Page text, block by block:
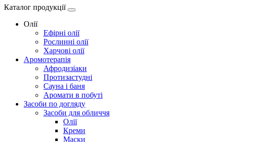
Каталог продукції
Олії
Ефірні олії
Рослинні олії
Харчові олії
Аромотерапія
Афродизіаки
Протизастудні
Сауна і баня
Аромати в побуті
Засоби по догляду
Засоби для обличчя
Олії
Креми
Маски